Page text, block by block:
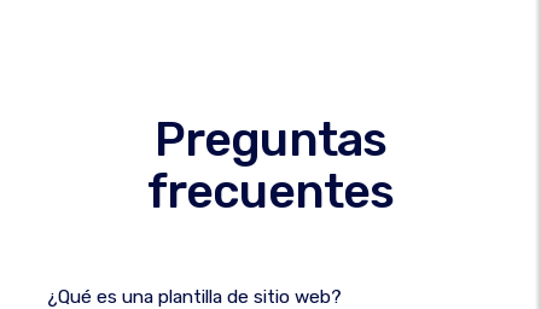
Preguntas
frecuentes
¿Qué es una plantilla de sitio web?